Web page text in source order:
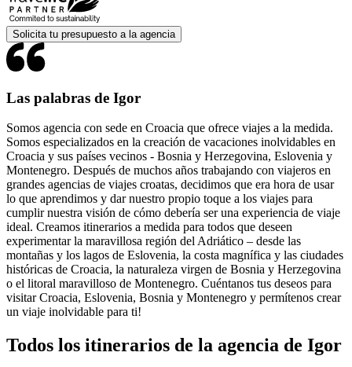
Solicita tu presupuesto a la agencia
Las palabras de Igor
Somos agencia con sede en Croacia que ofrece viajes a la medida.
Somos especializados en la creación de vacaciones inolvidables en
Croacia y sus países vecinos - Bosnia y Herzegovina, Eslovenia y
Montenegro. Después de muchos años trabajando con viajeros en
grandes agencias de viajes croatas, decidimos que era hora de usar
lo que aprendimos y dar nuestro propio toque a los viajes para
cumplir nuestra visión de cómo debería ser una experiencia de viaje
ideal. Creamos itinerarios a medida para todos que deseen
experimentar la maravillosa región del Adriático – desde las
montañas y los lagos de Eslovenia, la costa magnífica y las ciudades
históricas de Croacia, la naturaleza virgen de Bosnia y Herzegovina
o el litoral maravilloso de Montenegro. Cuéntanos tus deseos para
visitar Croacia, Eslovenia, Bosnia y Montenegro y permítenos crear
un viaje inolvidable para ti!
Todos los itinerarios de la agencia de Igor